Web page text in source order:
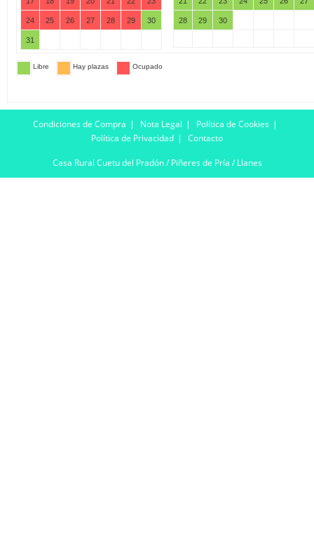
Condiciones de Compra Nota Legal
Política de Cookies
Política de Privacidad
Contacto
Casa Rural Cuetu del Pradón / Piñeres de Pría / Llanes